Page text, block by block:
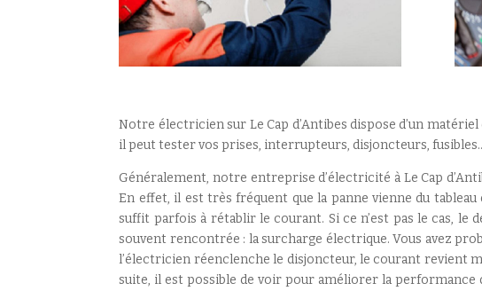
Notre électricien sur Le Cap d’Antibes dispose d’un
il peut tester vos prises, interrupteurs, disjoncteurs,
Généralement, notre entreprise d’électricité à Le Cap
En effet, il est très fréquent que la panne vienne du
suffit parfois à rétablir le courant. Si ce n’est pas le cas, le
souvent rencontrée : la surcharge électrique. Vous avez
l’électricien réenclenche le disjoncteur, le courant revient
suite, il est possible de voir pour améliorer la